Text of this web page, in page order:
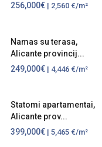
256,000€ | 2,560 €/m²
Namas su terasa,
Alicante provincij...
249,000€ | 4,446 €/m²
Statomi apartamentai,
Alicante prov...
399,000€ | 5,465 €/m²